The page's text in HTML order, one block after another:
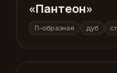
П-образная
«Пантеон»
П-образная дуб